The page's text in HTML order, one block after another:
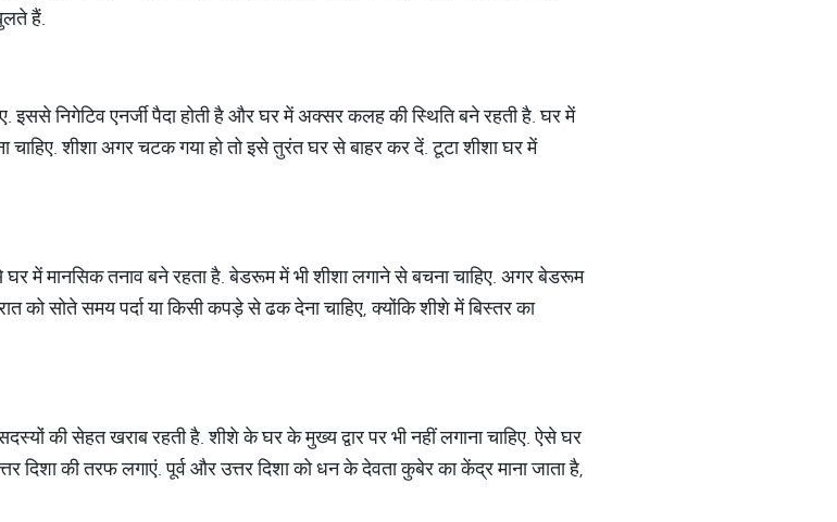
हैं.
इससे निगेटिव एनर्जी पैदा होती है और घर में अक्सर कलह की स्थिति बने रहती है. घर में
चाहिए. शीशा अगर चटक गया हो तो इसे तुरंत घर से बाहर कर दें. टूटा शीशा घर में
घर में मानसिक तनाव बने रहता है. बेडरूम में भी शीशा लगाने से बचना चाहिए. अगर बेडरूम
को सोते समय पर्दा या किसी कपड़े से ढक देना चाहिए, क्योंकि शीशे में बिस्तर का
की सेहत खराब रहती है. शीशे के घर के मुख्य द्वार पर भी नहीं लगाना चाहिए. ऐसे घर
दिशा की तरफ लगाएं. पूर्व और उत्तर दिशा को धन के देवता कुबेर का केंद्र माना जाता है,